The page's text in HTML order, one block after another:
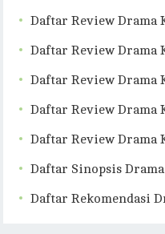
Daftar Review Drama
Daftar Review Drama
Daftar Review Drama
Daftar Review Drama
Daftar Review Drama
Daftar Sinopsis
Daftar Rekomendasi